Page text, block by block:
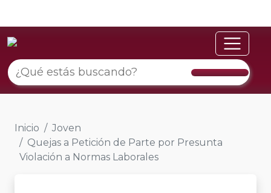
Inicio
Joven
Quejas a Petición de Parte por Presunta
Violación a Normas Laborales